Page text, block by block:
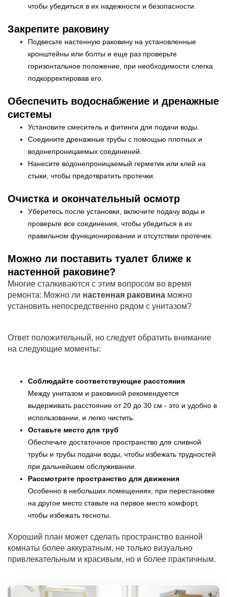
чтобы убедиться в их надежности и безопасности.
Закрепите раковину
Подвесьте настенную раковину на установленные
кронштейны или болты и еще раз проверьте
горизонтальное положение, при необходимости слегка
подкорректировав его.
Обеспечить водоснабжение и дренажные
системы
Установите смеситель и фитинги для подачи воды.
Соедините дренажные трубы с помощью плотных и
водонепроницаемых соединений.
Нанесите водонепроницаемый герметик или клей на
стыки, чтобы предотвратить протечки.
Очистка и окончательный осмотр
Уберитесь после установки, включите подачу воды и
проверьте все соединения, чтобы убедиться в их
правильном функционировании и отсутствии протечек.
Можно ли поставить туалет ближе к
настенной раковине?
Многие сталкиваются с этим вопросом во время
ремонта: Можно ли настенная раковина можно
установить непосредственно рядом с унитазом?
Ответ положительный, но следует обратить внимание
на следующие моменты:
Соблюдайте соответствующие расстояния
Между унитазом и раковиной рекомендуется
выдерживать расстояние от 20 до 30 см - это и удобно в
использовании, и легко чистить.
Оставьте место для труб
Обеспечьте достаточное пространство для сливной
трубы и трубы подачи воды, чтобы избежать трудностей
при дальнейшем обслуживании.
Рассмотрите пространство для движения
Особенно в небольших помещениях, при перестановке
на другое место ставьте на первое место комфорт,
чтобы избежать тесноты.
Хороший план может сделать пространство ванной
комнаты более аккуратным, не только визуально
привлекательным и красивым, но и более практичным.